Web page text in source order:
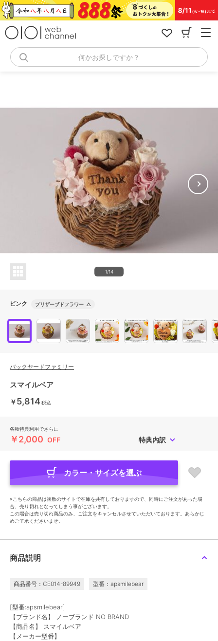
コ
ン
何かお探しですか？
1/14
ピンク プリザーブドフラワー △
バックヤードファミリー
スマイルベア
￥5,814 税込
各種特典利用でさらに
￥2,000 OFF 特典内訳
カラー・サイズを選ぶ
※こちらの商品は複数のサイトで在庫を共有しておりますので、同時にご注文があった場
合、売り切れとなってしまう事がございます。
この場合は売り切れ商品のみ、ご注文をキャンセルさせていただいております。あらかじ
めご了承くださいませ。
商品説明
商品番号：CE014-89949 型番：apsmilebear
[型番:apsmilebear]
【ブランド名】 ノーブランド NO BRAND
【商品名】 スマイルベア
【メーカー型番】